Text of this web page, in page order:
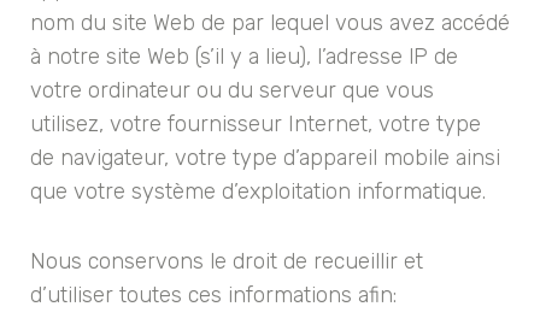
nom du site Web de par lequel vous avez accédé
à notre site Web (s’il y a lieu), l’adresse lP de
votre ordinateur ou du serveur que vous
utilisez, votre fournisseur Internet, votre type
de navigateur, votre type d’appareil mobile ainsi
que votre système d’exploitation informatique.
Nous conservons le droit de recueillir et
d’utiliser toutes ces informations afin: